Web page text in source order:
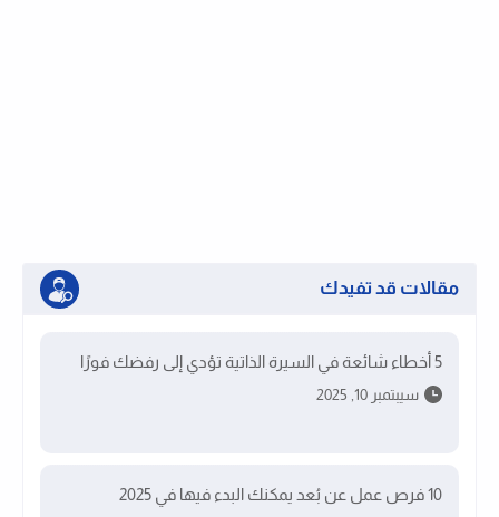
مقالات قد تفيدك
5 أخطاء شائعة في السيرة الذاتية تؤدي إلى رفضك فورًا
سيبتمبر 10, 2025
10 فرص عمل عن بُعد يمكنك البدء فيها في 2025